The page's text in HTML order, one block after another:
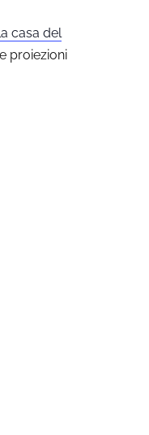
casa del
proiezioni